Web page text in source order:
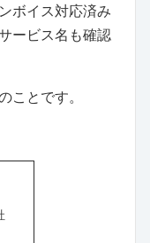
ボイス対応済み
ービス名も確認
ことです。